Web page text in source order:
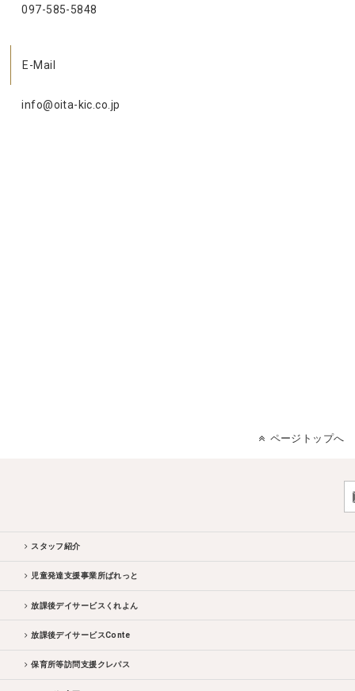
097-585-5848
E-Mail
info@oita-kic.co.jp
ページトップへ
スタッフ紹介
児童発達支援事業所ぱれっと
放課後デイサービスくれよん
放課後デイサービスConte
保育所等訪問支援クレパス